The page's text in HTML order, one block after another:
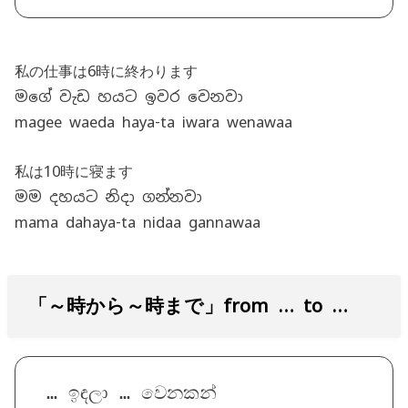
私の仕事は6時に終わります
මගේ වැඩ හයට ඉවර වෙනවා
magee waeda haya-ta iwara wenawaa
私は10時に寝ます
මම දහයට නිදා ගන්නවා
mama dahaya-ta nidaa gannawaa
「～時から～時まで」from … to …
… ඉඳලා … වෙනකන්